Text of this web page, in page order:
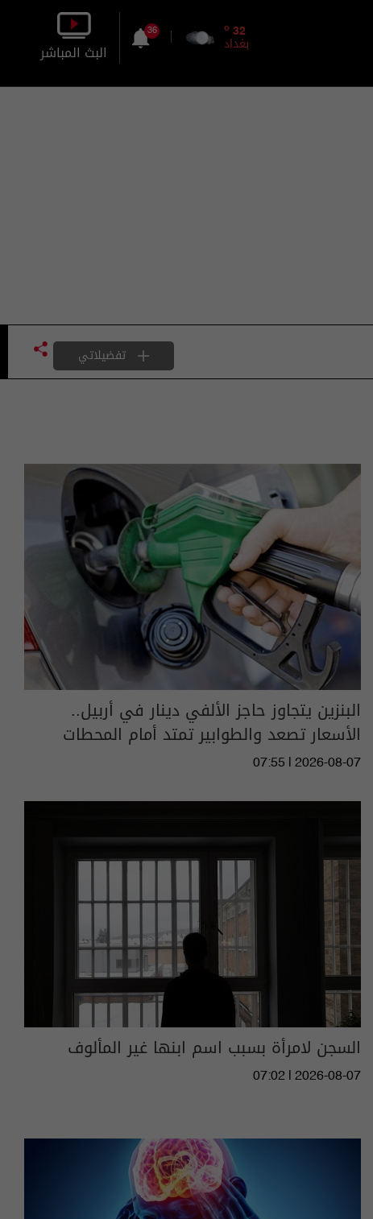
32
o
بغداد
36
البث المباشر
تفضيلاتي
البنزين يتجاوز حاجز الألفي دينار في أربيل..
الأسعار تصعد والطوابير تمتد أمام المحطات
07:55 | 2026-08-07
السجن لامرأة بسبب اسم ابنها غير المألوف
07:02 | 2026-08-07